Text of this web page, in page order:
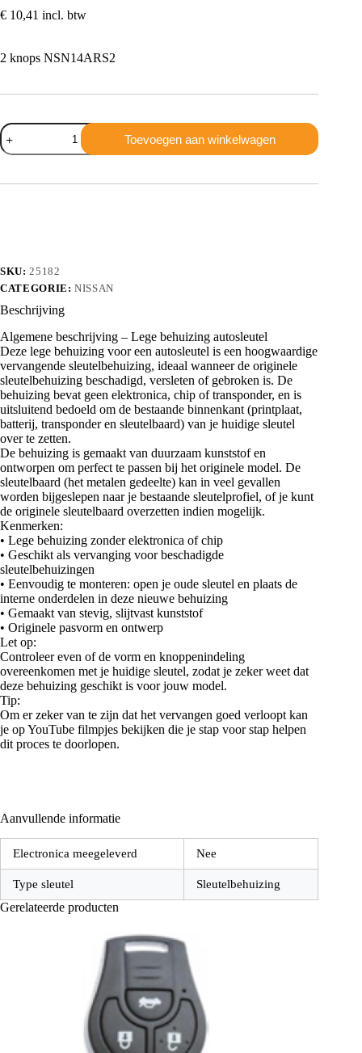
€ 10,41 incl. btw
2 knops NSN14ARS2
Nissan
2
knops
aantal
Toevoegen aan winkelwagen
SKU:25182
CATEGORIE:NISSAN
Beschrijving
Algemene beschrijving – Lege behuizing autosleutel
Deze lege behuizing voor een autosleutel is een hoogwaardige
vervangende sleutelbehuizing, ideaal wanneer de originele
sleutelbehuizing beschadigd, versleten of gebroken is. De
behuizing bevat geen elektronica, chip of transponder, en is
uitsluitend bedoeld om de bestaande binnenkant (printplaat,
batterij, transponder en sleutelbaard) van je huidige sleutel
over te zetten.
De behuizing is gemaakt van duurzaam kunststof en
ontworpen om perfect te passen bij het originele model. De
sleutelbaard (het metalen gedeelte) kan in veel gevallen
worden bijgeslepen naar je bestaande sleutelprofiel, of je kunt
de originele sleutelbaard overzetten indien mogelijk.
Kenmerken:
• Lege behuizing zonder elektronica of chip
• Geschikt als vervanging voor beschadigde
sleutelbehuizingen
• Eenvoudig te monteren: open je oude sleutel en plaats de
interne onderdelen in deze nieuwe behuizing
• Gemaakt van stevig, slijtvast kunststof
• Originele pasvorm en ontwerp
Let op:
Controleer even of de vorm en knoppenindeling
overeenkomen met je huidige sleutel, zodat je zeker weet dat
deze behuizing geschikt is voor jouw model.
Tip:
Om er zeker van te zijn dat het vervangen goed verloopt kan
je op YouTube filmpjes bekijken die je stap voor stap helpen
dit proces te doorlopen.
Aanvullende informatie
Electronica meegeleverd Nee
Type sleutel Sleutelbehuizing
Gerelateerde producten